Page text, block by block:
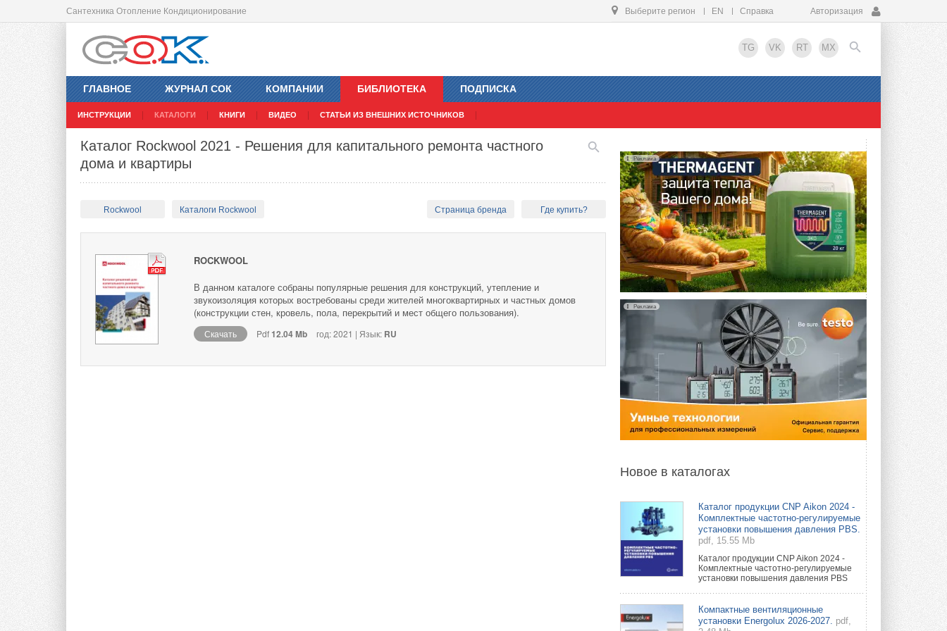
Сантехника Отопление Кондиционирование Выберите регион EN Справка Авторизация
TG VK RT MX
ГЛАВНОЕ ЖУРНАЛ СОК КОМПАНИИ БИБЛИОТЕКА
ИНСТРУКЦИИ КАТАЛОГИ КНИГИ ВИДЕО СТАТЬИ ИЗ ВНЕШНИХ ИСТОЧНИКОВ
ПОДПИСКА
EN
Каталог Rockwool 2021 - Решения для капитального ремонта частного
дома и квартиры
Rockwool Каталоги Rockwool Страница бренда Где купить?
ROCKWOOL
В данном каталоге собраны популярные решения для конструкций, утепление и
звукоизоляция которых востребованы среди жителей многоквартирных и частных домов
(конструкции стен, кровель, пола, перекрытий и мест общего пользования).
Скачать Pdf12.04 Mb год: 2021 | Язык: RU
Реклама
Реклама
Новое в каталогах
Каталог продукции CNP Aikon 2024 -
Комплектные частотно-регулируемые
установки повышения давления PBS.
pdf, 15.55 Mb
Каталог продукции CNP Aikon 2024 -
Комплектные частотно-регулируемые
установки повышения давления PBS
Компактные вентиляционные
установки Energolux 2026-2027. pdf,